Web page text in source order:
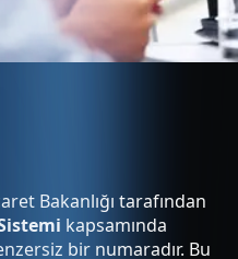
Bakanlığı tarafından
kapsamında
bir numaradır. Bu